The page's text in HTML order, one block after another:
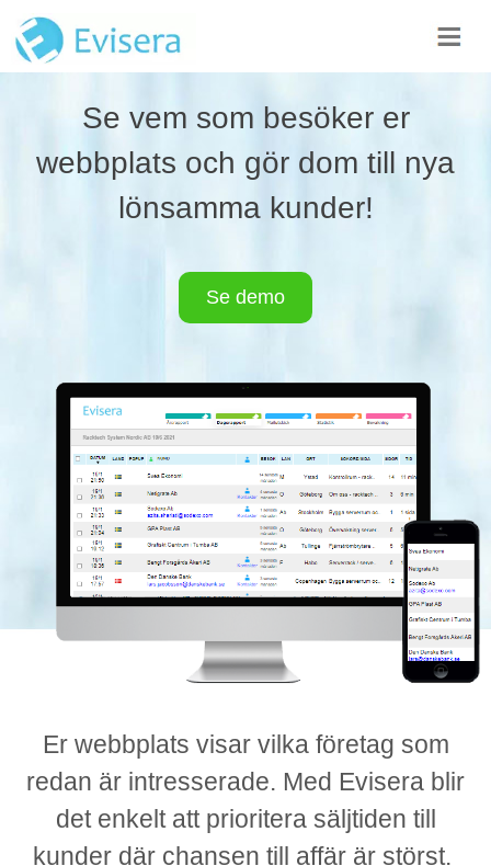
Se vem som besöker er
webbplats och gör dom till nya
lönsamma kunder!
Se demo
Er webbplats visar vilka företag som
redan är intresserade. Med Evisera blir
det enkelt att prioritera säljtiden till
kunder där chansen till affär är störst.